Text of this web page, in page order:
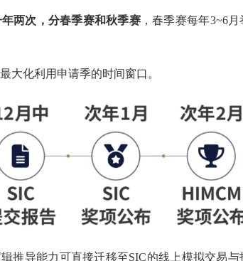
两次，分春季赛和秋季赛，春季赛每年3~6月
最大化利用申请季的时间窗口。
推导能力可直接迁移至SIC的线上模拟交易与